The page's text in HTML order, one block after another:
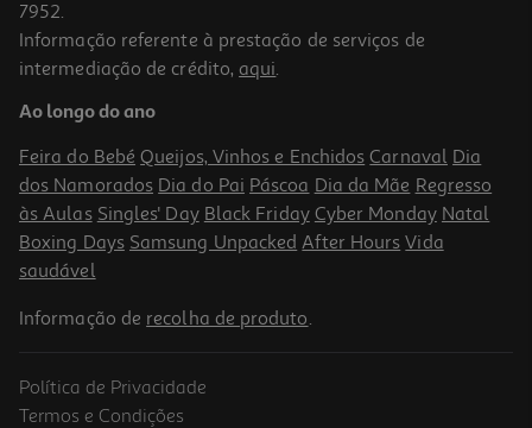
7952.
Informação referente à prestação de serviços de
intermediação de crédito, aqui.
Ao longo do ano
Feira do Bebé Queijos, Vinhos e Enchidos Carnaval Dia
dos Namorados Dia do Pai Páscoa Dia da Mãe Regresso
às Aulas Singles' Day Black Friday Cyber Monday Natal
Boxing Days Samsung Unpacked After Hours Vida
saudável
Informação de recolha de produto.
Política de Privacidade
Termos e Condições